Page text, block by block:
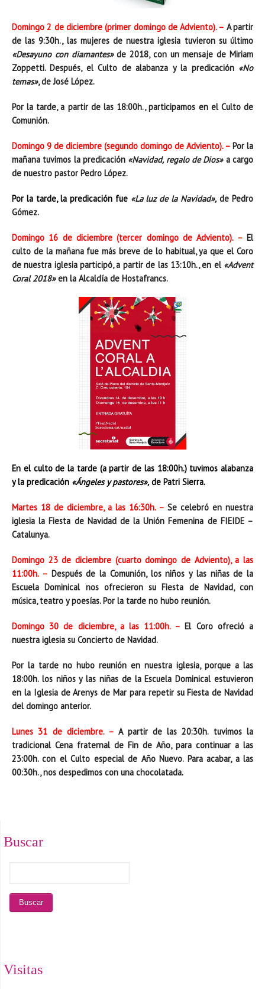
Domingo 2 de diciembre (primer domingo de Adviento). – A partir
de las 9:30h., las mujeres de nuestra iglesia tuvieron su último
«Desayuno con diamantes»de 2018, con un mensaje de Miriam
Zoppetti. Después, el Culto de alabanza y la predicación «No
temas», de José López.
Por la tarde, a partir de las 18:00h., participamos en el Culto de
Comunión.
Domingo 9 de diciembre (segundo domingo de Adviento). – Por la
mañana tuvimos la predicación «Navidad, regalo de Dios»a cargo
de nuestro pastor Pedro López.
Por la tarde, la predicación fue «La luz de la Navidad»,de Pedro
Gómez.
Domingo 16 de diciembre (tercer domingo de Adviento). –El
culto de la mañana fue más breve de lo habitual, ya que el Coro
de nuestra iglesia participó, a partir de las 13:10h., en el «Advent
Coral 2018»en la Alcaldía de Hostafrancs.
En el culto de la tarde (a partir de las 18:00h.) tuvimos alabanza
y la predicación «Ángeles y pastores», de Patri Sierra.
Martes 18 de diciembre, a las 16:30h. – Se celebró en nuestra
iglesia la Fiesta de Navidad de la Unión Femenina de FIEIDE –
Catalunya.
Domingo 23 de diciembre (cuarto domingo de Adviento), a las
11:00h. –Después de la Comunión, los niños y las niñas de la
Escuela Dominical nos ofrecieron su Fiesta de Navidad, con
música, teatro y poesías. Por la tarde no hubo reunión.
Domingo 30 de diciembre, a las 11:00h. – El Coro ofreció a
nuestra iglesia su Concierto de Navidad.
Por la tarde no hubo reunión en nuestra iglesia, porque a las
18:00h. los niños y las niñas de la Escuela Dominical estuvieron
en la Iglesia de Arenys de Mar para repetir su Fiesta de Navidad
del domingo anterior.
Lunes 31 de diciembre. – A partir de las 20:30h. tuvimos la
tradicional Cena fraternal de Fin de Año, para continuar a las
23:00h. con el Culto especial de Año Nuevo. Para acabar, a las
00:30h., nos despedimos con una chocolatada.
Buscar
Visitas